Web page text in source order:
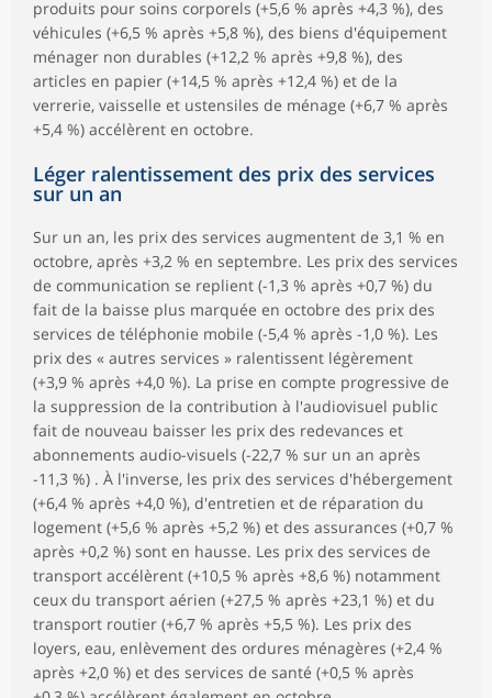
produits pour soins corporels (+5,6 % après +4,3 %), des
véhicules (+6,5 % après +5,8 %), des biens d'équipement
ménager non durables (+12,2 % après +9,8 %), des
articles en papier (+14,5 % après +12,4 %) et de la
verrerie, vaisselle et ustensiles de ménage (+6,7 % après
+5,4 %) accélèrent en octobre.
Léger ralentissement des prix des services
sur un an
Sur un an, les prix des services augmentent de 3,1 % en
octobre, après +3,2 % en septembre. Les prix des services
de communication se replient (-1,3 % après +0,7 %) du
fait de la baisse plus marquée en octobre des prix des
services de téléphonie mobile (-5,4 % après -1,0 %). Les
prix des « autres services » ralentissent légèrement
(+3,9 % après +4,0 %). La prise en compte progressive de
la suppression de la contribution à l'audiovisuel public
fait de nouveau baisser les prix des redevances et
abonnements audio-visuels (-22,7 % sur un an après
-11,3 %) . À l'inverse, les prix des services d'hébergement
(+6,4 % après +4,0 %), d'entretien et de réparation du
logement (+5,6 % après +5,2 %) et des assurances (+0,7 %
après +0,2 %) sont en hausse. Les prix des services de
transport accélèrent (+10,5 % après +8,6 %) notamment
ceux du transport aérien (+27,5 % après +23,1 %) et du
transport routier (+6,7 % après +5,5 %). Les prix des
loyers, eau, enlèvement des ordures ménagères (+2,4 %
après +2,0 %) et des services de santé (+0,5 % après